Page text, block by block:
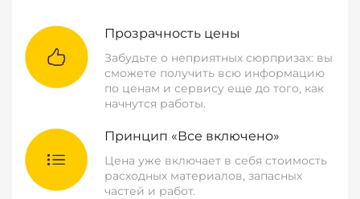
Прозрачность цены
Забудьте о неприятных сюрпризах: вы
сможете получить всю информацию
по ценам и сервису еще до того, как
начнутся работы.
Принцип «Все включено»
Цена уже включает в себя стоимость
расходных материалов, запасных
частей и работ.